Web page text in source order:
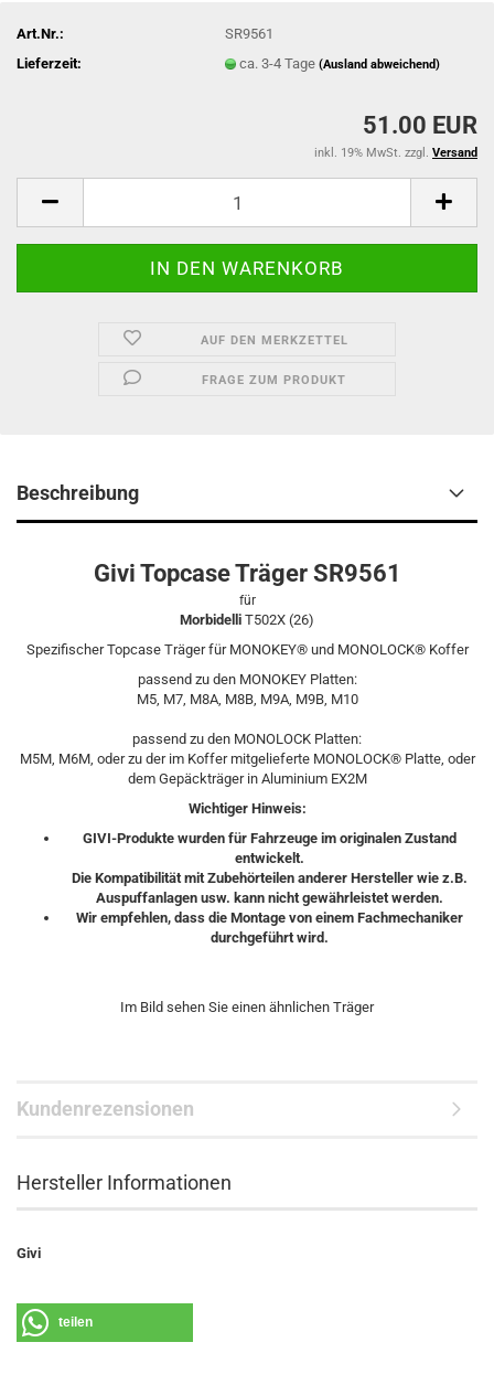
Art.Nr.:
SR9561
Lieferzeit:
ca. 3-4 Tage(Ausland abweichend)
51.00 EUR
inkl. 19% MwSt. zzgl. Versand
AUF DEN MERKZETTEL
FRAGE ZUM PRODUKT
Beschreibung
Givi Topcase Träger SR9561
für
Morbidelli T502X (26)
Spezifischer Topcase Träger für MONOKEY® und MONOLOCK® Koffer
passend zu den MONOKEY Platten:
M5, M7, M8A, M8B, M9A, M9B, M10
passend zu den MONOLOCK Platten:
M5M, M6M, oder zu der im Koffer mitgelieferte MONOLOCK® Platte, oder
dem Gepäckträger in Aluminium EX2M
Wichtiger Hinweis:
GIVI-Produkte wurden für Fahrzeuge im originalen Zustand
entwickelt.
Die Kompatibilität mit Zubehörteilen anderer Hersteller wie z.B.
Auspuffanlagen usw. kann nicht gewährleistet werden.
Wir empfehlen, dass die Montage von einem Fachmechaniker
durchgeführt wird.
Im Bild sehen Sie einen ähnlichen Träger
Kundenrezensionen
Hersteller Informationen
Givi
teilen